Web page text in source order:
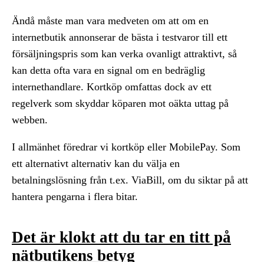
Ändå måste man vara medveten om att om en
internetbutik annonserar de bästa i testvaror till ett
försäljningspris som kan verka ovanligt attraktivt, så
kan detta ofta vara en signal om en bedräglig
internethandlare. Kortköp omfattas dock av ett
regelverk som skyddar köparen mot oäkta uttag på
webben.
I allmänhet föredrar vi kortköp eller MobilePay. Som
ett alternativt alternativ kan du välja en
betalningslösning från t.ex. ViaBill, om du siktar på att
hantera pengarna i flera bitar.
Det är klokt att du tar en titt på
nätbutikens betyg